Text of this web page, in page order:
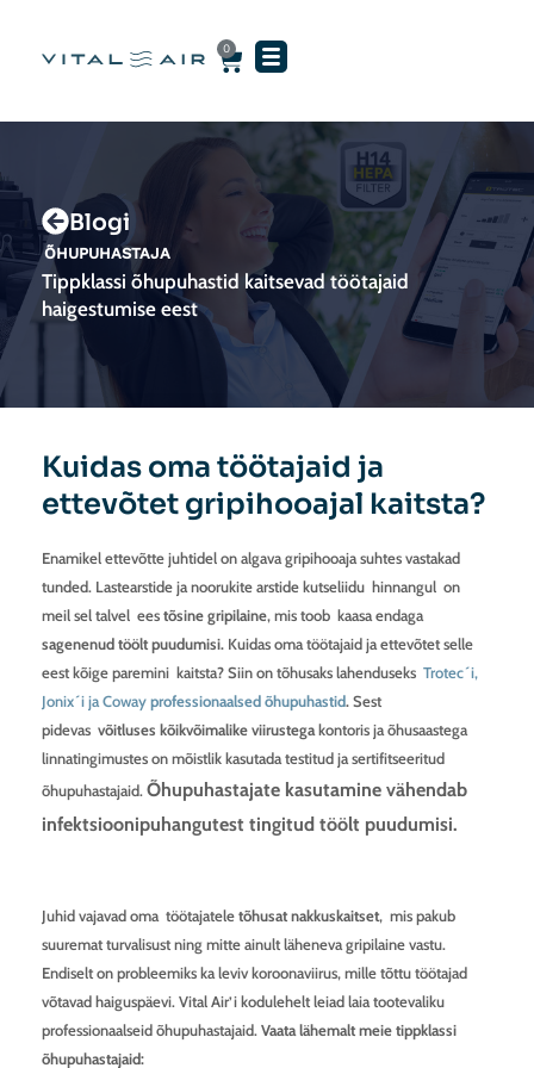
0
Cart
Blogi
ÕHUPUHASTAJA
Tippklassi õhupuhastid kaitsevad töötajaid
haigestumise eest
Kuidas oma töötajaid ja
ettevõtet gripihooajal kaitsta?
Enamikel ettevõtte juhtidel on algava gripihooaja suhtes vastakad
tunded. Lastearstide ja noorukite arstide kutseliidu hinnangul on
meil sel talvel eestõsine gripilaine, mis toob kaasa endaga
sagenenud töölt puudumisi. Kuidas oma töötajaid ja ettevõtet selle
eest kõige paremini kaitsta? Siin on tõhusaks lahenduseks Trotec´i,
Jonix´i ja Cowayprofessionaalsed õhupuhastid.Sest
pidevas võitluses kõikvõimalike viirustegakontoris ja õhusaastega
linnatingimustes on mõistlik kasutada testitud ja sertifitseeritud
õhupuhastajaid. Õhupuhastajate kasutamine vähendab
infektsioonipuhangutest tingitud töölt puudumisi.
Juhid vajavad oma töötajateletõhusat nakkuskaitset, mis pakub
suuremat turvalisust ning mitte ainult läheneva gripilaine vastu.
Endiselt on probleemiks ka leviv koroonaviirus, mille tõttu töötajad
võtavad haiguspäevi. Vital Air’i kodulehelt leiad laia tootevaliku
professionaalseid õhupuhastajaid. Vaata lähemalt meie tippklassi
õhupuhastajaid: